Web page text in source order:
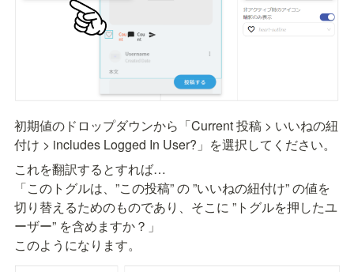
初期値のドロップダウンから「Current 投稿 > いいねの紐
付け > includes Logged In User?」を選択してください。
これを翻訳するとすれば…
「このトグルは、”この投稿” の ”いいねの紐付け” の値を
切り替えるためのものであり、そこに ”トグルを押したユ
ーザー” を含めますか？」
このようになります。